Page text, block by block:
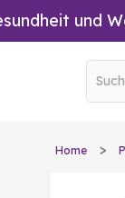
und
Home